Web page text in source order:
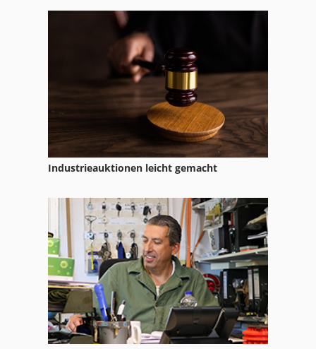
Kso 1500
Mg Ar 200
Thermo Fisher Scientific
Vdf Hamburg
Weiler Md 220
Industrieauktionen leicht gemacht